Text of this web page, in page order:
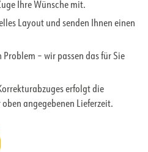
Ihre Wünsche mit.
Layout und senden Ihnen einen
Problem – wir passen das für Sie
erfolgt die
angegebenen Lieferzeit.